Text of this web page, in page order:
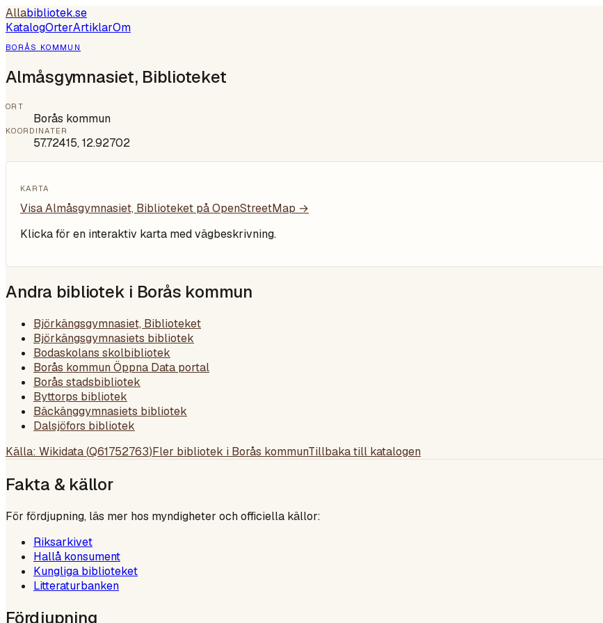
Allabibliotek.se
KatalogOrterArtiklarOm
BORÅS KOMMUN
Almåsgymnasiet, Biblioteket
ORT
Borås kommun
KOORDINATER
57.72415,12.92702
KARTA
VisaAlmåsgymnasiet, Biblioteket på OpenStreetMap →
Klicka för en interaktiv karta med vägbeskrivning.
Andra bibliotek i Borås kommun
Björkängsgymnasiet, Biblioteket
Björkängsgymnasiets bibliotek
Bodaskolans skolbibliotek
Borås kommun Öppna Data portal
Borås stadsbibliotek
Byttorps bibliotek
Bäckänggymnasiets bibliotek
Dalsjöfors bibliotek
Källa: Wikidata (Q61752763)Fler bibliotek i Borås kommunTillbaka till katalogen
Fakta & källor
För fördjupning, läs mer hos myndigheter och officiella källor:
Riksarkivet
Hallå konsument
Kungliga biblioteket
Litteraturbanken
Fördjupning